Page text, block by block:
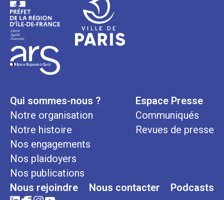
Qui sommes-nous ?
Notre organisation
Notre histoire
Nos engagements
Nos plaidoyers
Nos publications
Espace Presse
Communiqués
Revues de presse
Nous rejoindre Nous contacter Podcasts